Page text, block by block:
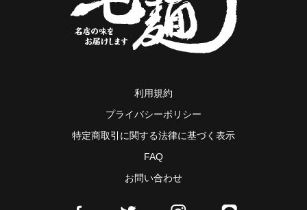
利用規約
プライバシーポリシー
特定商取引に関する法律に基づく表示
FAQ
お問い合わせ